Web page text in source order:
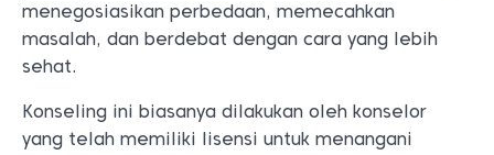
menegosiasikan perbedaan, memecahkan
masalah, dan berdebat dengan cara yang lebih
sehat.
Konseling ini biasanya dilakukan oleh konselor
yang telah memiliki lisensi untuk menangani